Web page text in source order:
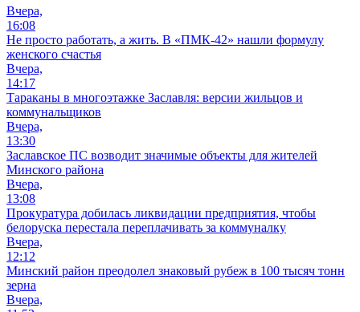
Вчера,
16:08
Не просто работать, а жить. В «ПМК-42» нашли формулу
женского счастья
Вчера,
14:17
Тараканы в многоэтажке Заславля: версии жильцов и
коммунальщиков
Вчера,
13:30
Заславское ПС возводит значимые объекты для жителей
Минского района
Вчера,
13:08
Прокуратура добилась ликвидации предприятия, чтобы
белоруска перестала переплачивать за коммуналку
Вчера,
12:12
Минский район преодолел знаковый рубеж в 100 тысяч тонн
зерна
Вчера,